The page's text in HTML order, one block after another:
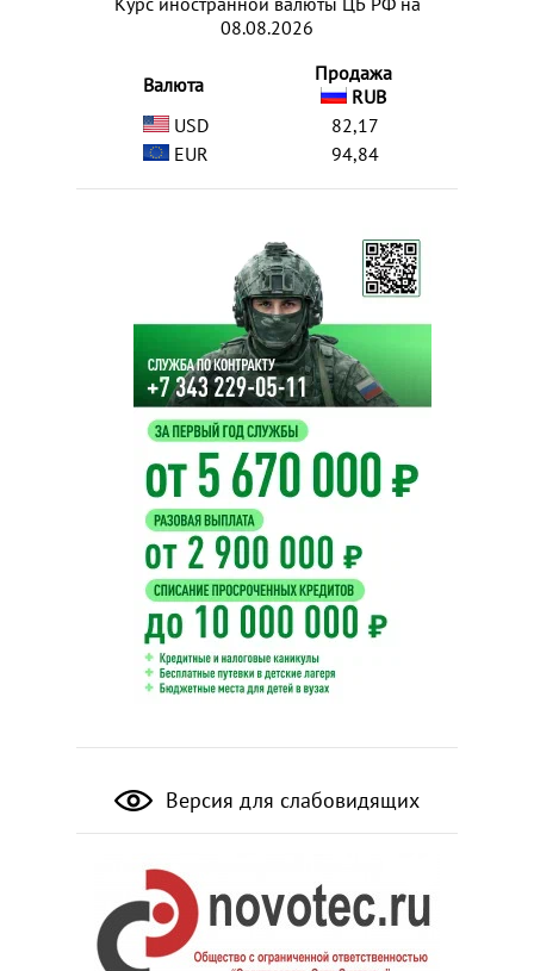
08.08.2026
Валюта
Продажа
RUB
USD
82,17
EUR
94,84
Версия для слабовидящих